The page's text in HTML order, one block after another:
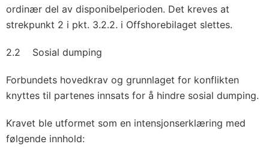
ordinær del av disponibelperioden. Det kreves at
strekpunkt 2 i pkt. 3.2.2. i Offshorebilaget slettes.
2.2 Sosial dumping
Forbundets hovedkrav og grunnlaget for konflikten
knyttes til partenes innsats for å hindre sosial dumping.
Kravet ble utformet som en intensjonserklæring med
følgende innhold: